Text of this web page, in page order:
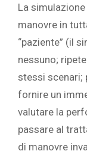
La
manovre in
“paziente” (il
nessuno;
stessi scenari;
fornire un
valutare la
passare al
di manovre